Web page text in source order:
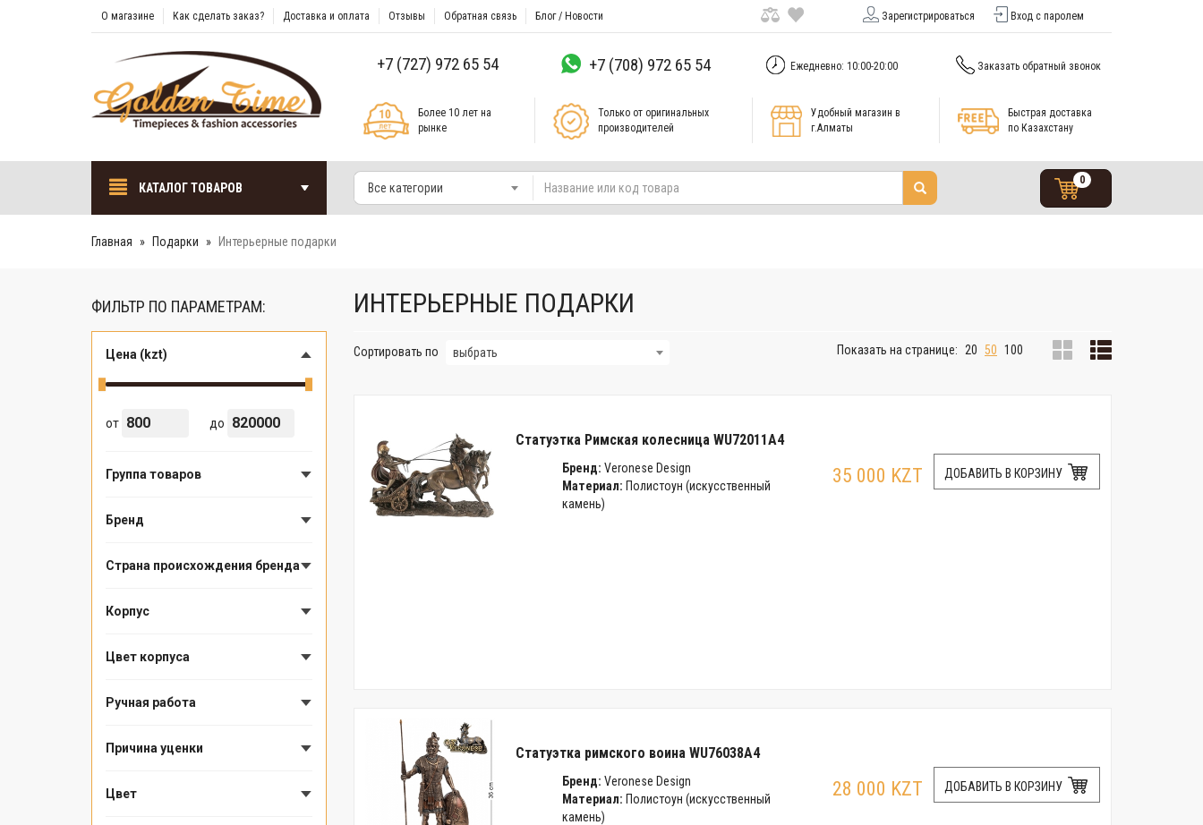
О магазине Как сделать заказ? Доставка и оплата Отзывы Обратная связь Блог / Новости Зарегистрироваться Вход с паролем
+7 (727) 972 65 54 +7 (708) 972 65 54 Ежедневно: 10:00-20:00 Заказать обратный звонок
Более 10 лет на
рынке
Только от оригинальных
производителей
Удобный магазин в
г.Алматы
Быстрая доставка
по Казахстану
КАТАЛОГ ТОВАРОВ Все категории
0
Главная Подарки Интерьерные подарки
ФИЛЬТР ПО ПАРАМЕТРАМ:
Цена (kzt)
от до
Группа товаров
Бренд
Страна происхождения бренда
Корпус
Цвет корпуса
Ручная работа
Причина уценки
Цвет
ИНТЕРЬЕРНЫЕ ПОДАРКИ
Сортировать по выбрать Показать на странице: 20 50 100
Статуэтка Римская колесница WU72011A4
Бренд: Veronese Design
Материал: Полистоун (искусственный
камень)
35 000 KZT ДОБАВИТЬ В КОРЗИНУ
Статуэтка римского воина WU76038A4
Бренд: Veronese Design
Материал: Полистоун (искусственный
камень)
28 000 KZT ДОБАВИТЬ В КОРЗИНУ